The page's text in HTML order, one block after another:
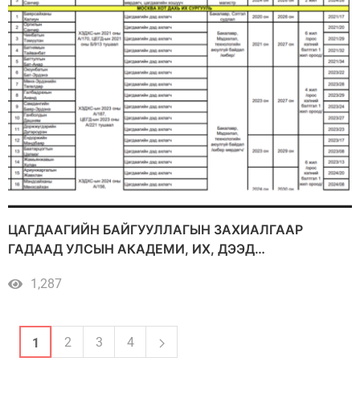
ЦАГДААГИЙН БАЙГУУЛЛАГЫН ЗАХИАЛГААР
ГАДААД УЛСЫН АКАДЕМИ, ИХ, ДЭЭД
СУРАЛЦАГЧДЫН СУДАЛГАА
1,287
1 2 3 4